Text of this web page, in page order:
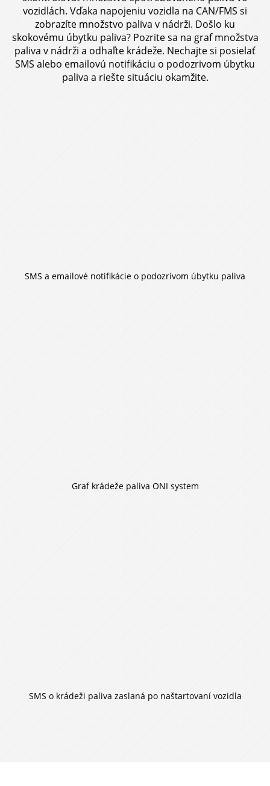
vozidlách. Vďaka napojeniu vozidla na CAN/FMS si
zobrazíte množstvo paliva v nádrži. Došlo ku
skokovému úbytku paliva? Pozrite sa na graf množstva
paliva v nádrži a odhaľte krádeže. Nechajte si posielať
SMS alebo emailovú notifikáciu o podozrivom úbytku
paliva a rieštesituáciu okamžite.
SMS a emailové notifikácie o podozrivom úbytku paliva
Graf krádeže paliva ONI system
SMS o krádeži paliva zaslaná po naštartovaní vozidla